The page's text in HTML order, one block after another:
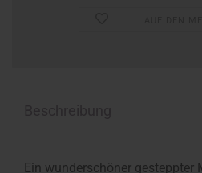
Ein wunderschöner gesteppter